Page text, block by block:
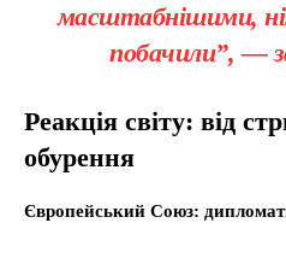
масштабнішими,
побачили”, —
Реакція світу: від
обурення
Європейський Союз: